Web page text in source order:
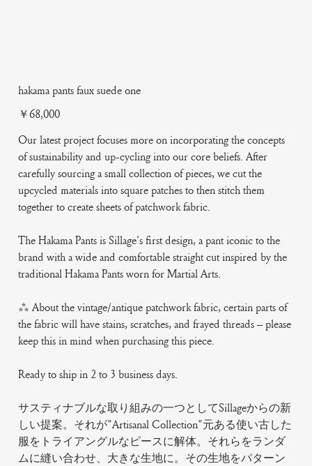
hakama pants faux suede one
Price
￥68,000
Our latest project focuses more on incorporating the concepts
of sustainability and up-cycling into our core beliefs. After
carefully sourcing a small collection of pieces, we cut the
upcycled materials into square patches to then stitch them
together to create sheets of patchwork fabric.
The Hakama Pants is Sillage's first design, a pant iconic to the
brand with a wide and comfortable straight cut inspired by the
traditional Hakama Pants worn for Martial Arts.
*** About the vintage/antique patchwork fabric, certain parts of
the fabric will have stains, scratches, and frayed threads – please
keep this in mind when purchasing this piece.
Ready to ship in 2 to 3 business days.
サスティナブルな取り組みの一つとしてSillageからの新
しい提案。それが"Artisanal Collection"元ある使い古した
服をトライアングルなピースに解体。それらをランダ
ムに縫い合わせ、大きな生地に。その生地をパターン